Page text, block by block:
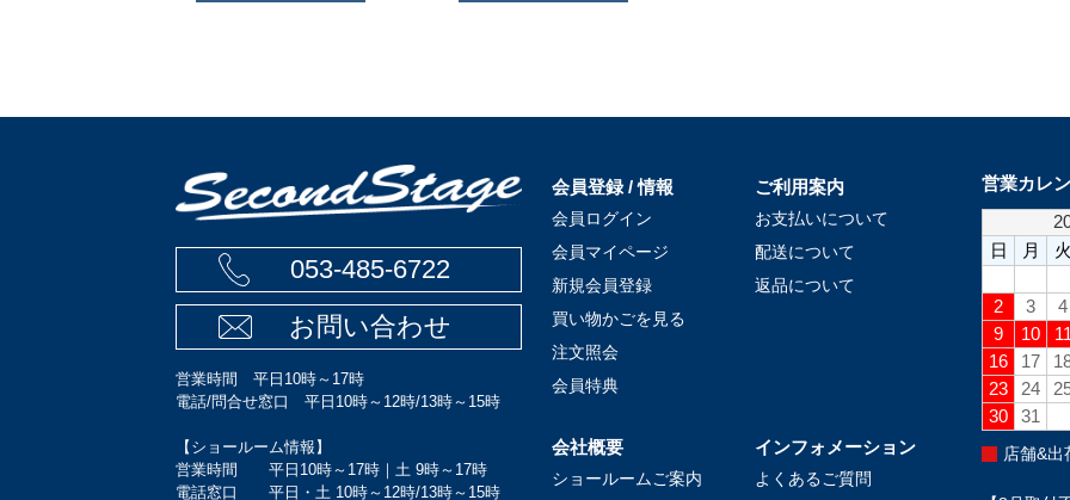
053-485-6722
お問い合わせ
営業時間 平日10時～17時
電話/問合せ窓口 平日10時～12時/13時～15時
【ショールーム情報】
営業時間 平日10時～17時｜土 9時～17時
電話窓口 平日・土 10時～12時/13時～15時
会員登録 / 情報
会員ログイン
会員マイページ
新規会員登録
買い物かごを見る
注文照会
会員特典
ご利用案内
お支払いについて
配送について
返品について
会社概要
ショールームご案内
インフォメーション
よくあるご質問
営業カレ
店舗&出